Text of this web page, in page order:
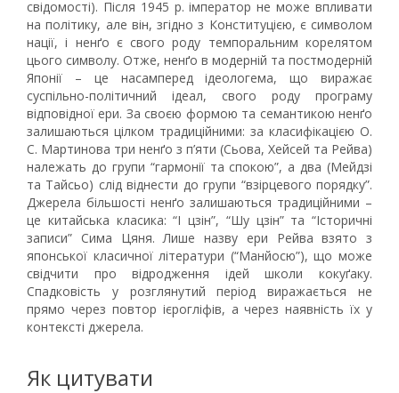
свідомості). Після 1945 р. імператор не може впливати
на політику, але він, згідно з Конституцією, є символом
нації, і ненґо є свого роду темпоральним корелятом
цього символу. Отже, ненґо в модерній та постмодерній
Японії – це насамперед ідеологема, що виражає
суспільно-політичний ідеал, свого роду програму
відповідної ери. За своєю формою та семантикою ненґо
залишаються цілком традиційними: за класифікацією О.
С. Мартинова три ненґо з п’яти (Сьова, Хейсей та Рейва)
належать до групи “гармонії та спокою”, а два (Мейдзі
та Тайсьо) слід віднести до групи “взірцевого порядку”.
Джерела більшості ненґо залишаються традиційними –
це китайська класика: “І цзін”, “Шу цзін” та “Історичні
записи” Сима Цяня. Лише назву ери Рейва взято з
японської класичної літератури (“Манйосю”), що може
свідчити про відродження ідей школи кокуґаку.
Спадковість у розглянутий період виражається не
прямо через повтор ієрогліфів, а через наявність їх у
контексті джерела.
Як цитувати